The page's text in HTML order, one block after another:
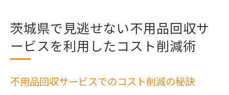
茨城県で見逃せない不用品回収サ
ービスを利用したコスト削減術
不用品回収サービスでのコスト削減の秘訣